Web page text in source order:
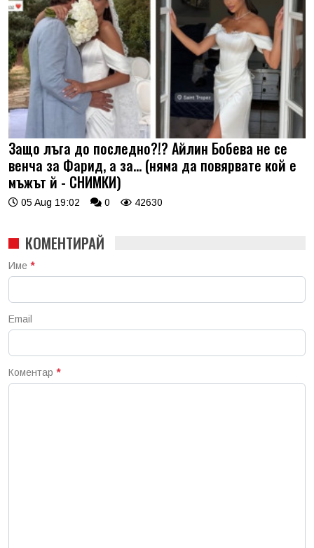
Защо лъга до последно?!? Айлин Бобева не се
венча за Фарид, а за... (няма да повярвате кой е
мъжът й - СНИМКИ)
05 Aug 19:02 0 42630
КОМЕНТИРАЙ
Име *
Email
Коментар *